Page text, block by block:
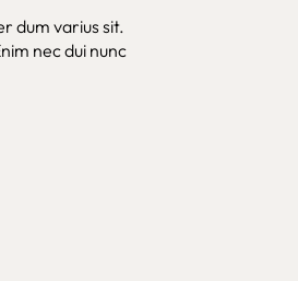
dum varius sit.
nec dui nunc